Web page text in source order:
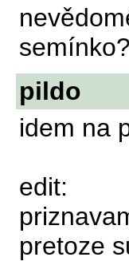
pildo
idem na
edit:
pretoze